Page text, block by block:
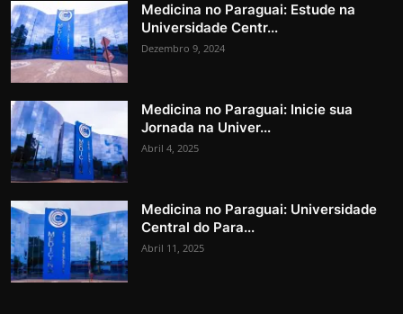
Medicina no Paraguai: Estude na
Universidade Centr...
Dezembro 9, 2024
Medicina no Paraguai: Inicie sua
Jornada na Univer...
Abril 4, 2025
Medicina no Paraguai: Universidade
Central do Para...
Abril 11, 2025